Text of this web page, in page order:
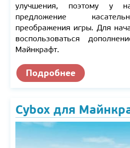
улучшения, поэтому у
предложение
преображения игры. Для
воспользоваться
Майнкрафт.
Подробнее
Cybox для